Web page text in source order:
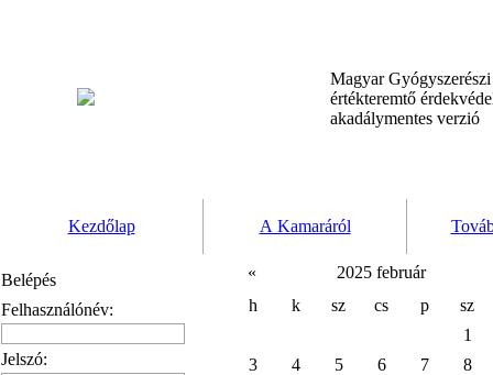
Magyar
értékteremtő
akadálymentes verzió
Kezdőlap A Kamaráról
Belépés
Felhasználónév:
Jelszó:
«
2025 február
h
k sz cs p
sz
1
3
4 5 6 7
8